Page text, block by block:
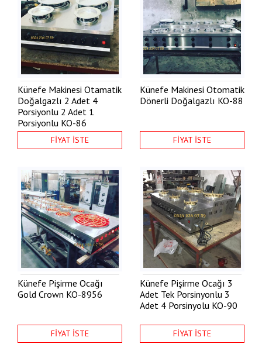
Künefe Makinesi Otamatik
Doğalgazlı 2 Adet 4
Porsiyonlu 2 Adet 1
Porsiyonlu KO-86
FİYAT İSTE
Künefe Makinesi Otomatik
Dönerli Doğalgazlı KO-88
FİYAT İSTE
Künefe Pişirme Ocağı
Gold Crown KO-8956
FİYAT İSTE
Künefe Pişirme Ocağı 3
Adet Tek Porsinyonlu 3
Adet 4 Porsinyolu KO-90
FİYAT İSTE